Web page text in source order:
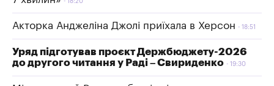
18:20
Акторка Анджеліна Джолі приїхала в Херсон 18:51
Уряд підготував проєкт Держбюджету-2026
до другого читання у Раді – Свириденко
19:30